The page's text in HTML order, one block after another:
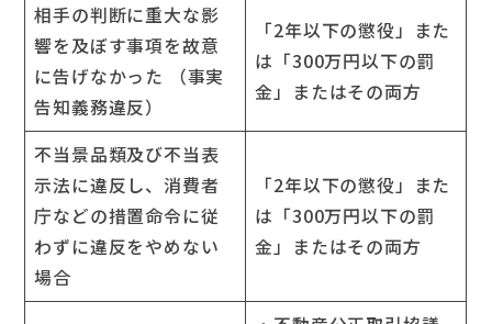
相手の判断に重大な影
響を及ぼす事項を故意
に告げなかった （事実
告知義務違反）
「2年以下の懲役」また
は「300万円以下の罰
金」またはその両方
不当景品類及び不当表
示法に違反し、消費者
庁などの措置命令に従
わずに違反をやめない
場合
「2年以下の懲役」また
は「300万円以下の罰
金」またはその両方